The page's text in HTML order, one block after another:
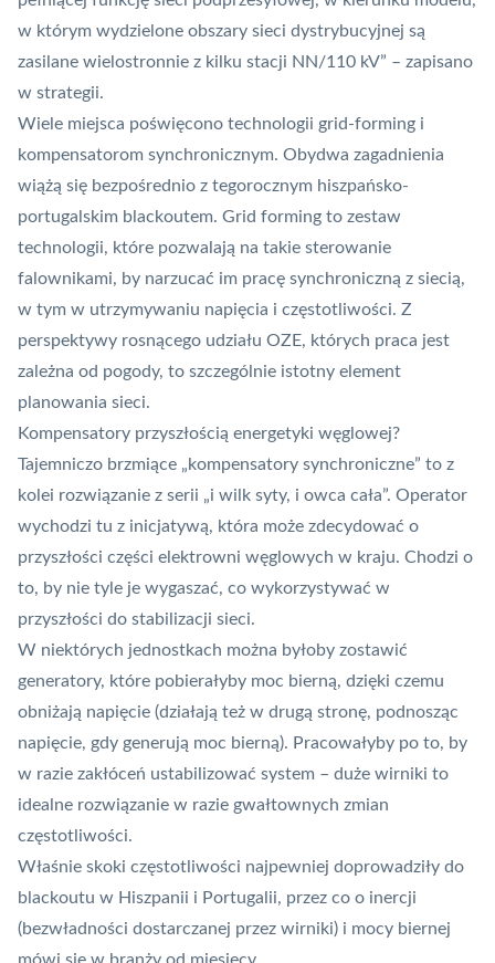
w którym wydzielone obszary sieci dystrybucyjnej są
zasilane wielostronnie z kilku stacji NN/110 kV” – zapisano
w strategii.
Wiele miejsca poświęcono technologii grid-forming i
kompensatorom synchronicznym. Obydwa zagadnienia
wiążą się bezpośrednio z tegorocznym hiszpańsko-
portugalskim blackoutem. Grid forming to zestaw
technologii, które pozwalają na takie sterowanie
falownikami, by narzucać im pracę synchroniczną z siecią,
w tym w utrzymywaniu napięcia i częstotliwości. Z
perspektywy rosnącego udziału OZE, których praca jest
zależna od pogody, to szczególnie istotny element
planowania sieci.
Kompensatory przyszłością energetyki węglowej?
Tajemniczo brzmiące „kompensatory synchroniczne” to z
kolei rozwiązanie z serii „i wilk syty, i owca cała”. Operator
wychodzi tu z inicjatywą, która może zdecydować o
przyszłości części elektrowni węglowych w kraju. Chodzi o
to, by nie tyle je wygaszać, co wykorzystywać w
przyszłości do stabilizacji sieci.
W niektórych jednostkach można byłoby zostawić
generatory, które pobierałyby moc bierną, dzięki czemu
obniżają napięcie (działają też w drugą stronę, podnosząc
napięcie, gdy generują moc bierną). Pracowałyby po to, by
w razie zakłóceń ustabilizować system – duże wirniki to
idealne rozwiązanie w razie gwałtownych zmian
częstotliwości.
Właśnie skoki częstotliwości najpewniej doprowadziły do
blackoutu w Hiszpanii i Portugalii, przez co o inercji
(bezwładności dostarczanej przez wirniki) i mocy biernej